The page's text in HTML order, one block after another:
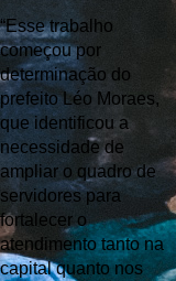
“Esse trabalho
começou por
determinação do
prefeito Léo Moraes,
que identificou a
necessidade de
ampliar o quadro de
servidores para
fortalecer o
atendimento tanto na
capital quanto nos